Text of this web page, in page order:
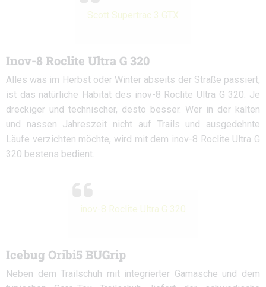
Scott Supertrac 3 GTX
Inov-8 Roclite Ultra G 320
Alles was im Herbst oder Winter abseits der Straße passiert,
ist das natürliche Habitat des inov-8 Roclite Ultra G 320. Je
dreckiger und technischer, desto besser. Wer in der kalten
und nassen Jahreszeit nicht auf Trails und ausgedehnte
Läufe verzichten möchte, wird mit dem inov-8 Roclite Ultra G
320 bestens bedient.
inov-8 Roclite Ultra G 320
Icebug Oribi5 BUGrip
Neben dem Trailschuh mit integrierter Gamasche und dem